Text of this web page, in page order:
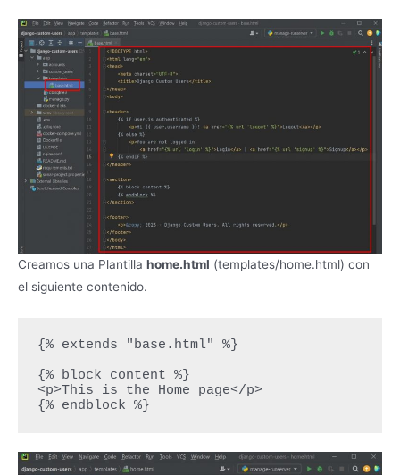
Creamos una Plantilla home.html (templates/home.html) con
el siguiente contenido.
{% extends "base.html" %}
{% block content %}
<p>This is the Home page</p>
{% endblock %}